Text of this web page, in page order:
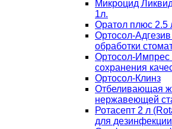
Микроцид
1л.
Оратол плюс 2.5
Ортосол-
обработки
Ортосол-Импрес
сохранения
Ортосол-Клинз
Отбеливающая
нержавеющей
Ротасепт 2 л
для дезинфекции